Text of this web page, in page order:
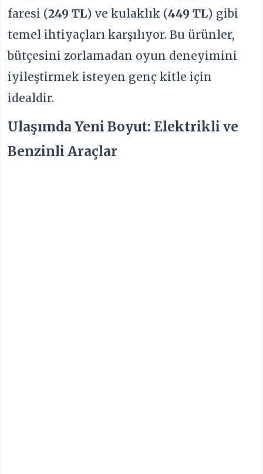
faresi (249 TL) ve kulaklık (449 TL) gibi
temel ihtiyaçları karşılıyor. Bu ürünler,
bütçesini zorlamadan oyun deneyimini
iyileştirmek isteyen genç kitle için
idealdir.
Ulaşımda Yeni Boyut: Elektrikli ve
Benzinli Araçlar